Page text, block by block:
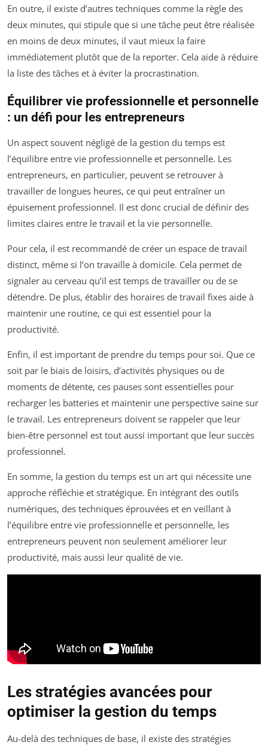
En outre, il existe d’autres techniques comme la règle des
deux minutes, qui stipule que si une tâche peut être réalisée
en moins de deux minutes, il vaut mieux la faire
immédiatement plutôt que de la reporter. Cela aide à réduire
la liste des tâches et à éviter la procrastination.
Équilibrer vie professionnelle et personnelle
: un défi pour les entrepreneurs
Un aspect souvent négligé de la gestion du temps est
l’équilibre entre vie professionnelle et personnelle. Les
entrepreneurs, en particulier, peuvent se retrouver à
travailler de longues heures, ce qui peut entraîner un
épuisement professionnel. Il est donc crucial de définir des
limites claires entre le travail et la vie personnelle.
Pour cela, il est recommandé de créer un espace de travail
distinct, même si l’on travaille à domicile. Cela permet de
signaler au cerveau qu’il est temps de travailler ou de se
détendre. De plus, établir des horaires de travail fixes aide à
maintenir une routine, ce qui est essentiel pour la
productivité.
Enfin, il est important de prendre du temps pour soi. Que ce
soit par le biais de loisirs, d’activités physiques ou de
moments de détente, ces pauses sont essentielles pour
recharger les batteries et maintenir une perspective saine sur
le travail. Les entrepreneurs doivent se rappeler que leur
bien-être personnel est tout aussi important que leur succès
professionnel.
En somme, la gestion du temps est un art qui nécessite une
approche réfléchie et stratégique. En intégrant des outils
numériques, des techniques éprouvées et en veillant à
l’équilibre entre vie professionnelle et personnelle, les
entrepreneurs peuvent non seulement améliorer leur
productivité, mais aussi leur qualité de vie.
Les stratégies avancées pour
optimiser la gestion du temps
Au-delà des techniques de base, il existe des stratégies